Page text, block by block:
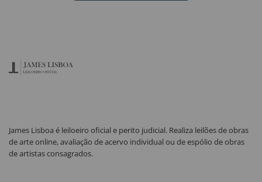
James Lisboa é leiloeiro oficial e perito judicial. Realiza leilões de obras
de arte online, avaliação de acervo individual ou de espólio de obras
de artistas consagrados.